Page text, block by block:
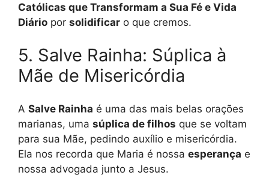
Católicas que Transformam a Sua Fé e Vida
Diário por solidificar o que cremos.
5. Salve Rainha: Súplica à
Mãe de Misericórdia
A Salve Rainha é uma das mais belas orações
marianas, uma súplica de filhos que se voltam
para sua Mãe, pedindo auxílio e misericórdia.
Ela nos recorda que Maria é nossa esperança e
nossa advogada junto a Jesus.